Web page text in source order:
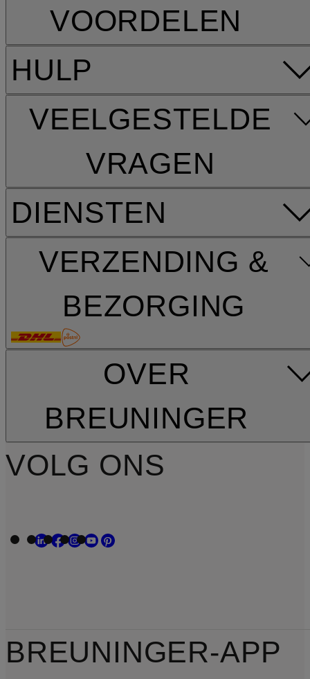
HULP
VEELGESTELDE
VRAGEN
DIENSTEN
VERZENDING &
BEZORGING
VOORDELEN
OVER
BREUNINGER
VOLG ONS
BREUNINGER-APP